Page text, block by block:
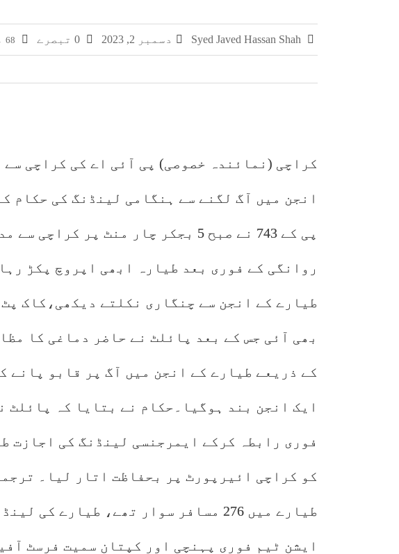
مشہور سمگل سگریٹ برانڈز میلانو، مونڈ افغانستان کے
Syed Javed Hassan Shah دسمبر 2, 2023 68
کراچی (نمائندہ خصوصی) پی آئی اے کی کراچی
انجن میں آگ لگنے سے ہنگامی لینڈنگ کی حکام
پی کے 743 نے صبح 5 بجکر چار منٹ پر
طیارے کے انجن سے چنگاری نکلتے دیکھی،کاک
بھی آئی جس کے بعد پائلٹ نے حاضر دماغی کا
کے ذریعے طیارے کے انجن میں آگ پر قابو پانے
ایک انجن بند ہوگیا۔حکام نے بتایا کہ پائلٹ
فوری رابطہ کرکے ایمرجنسی لینڈنگ کی اجازت
کو کراچی ائیرپورٹ پر بحفاظت اتار لیا۔
طیارے میں 276 مسافر سوار تھے، طیارے
ایشن ٹیم فوری پہنچی اور کپتان سمیت فرسٹ